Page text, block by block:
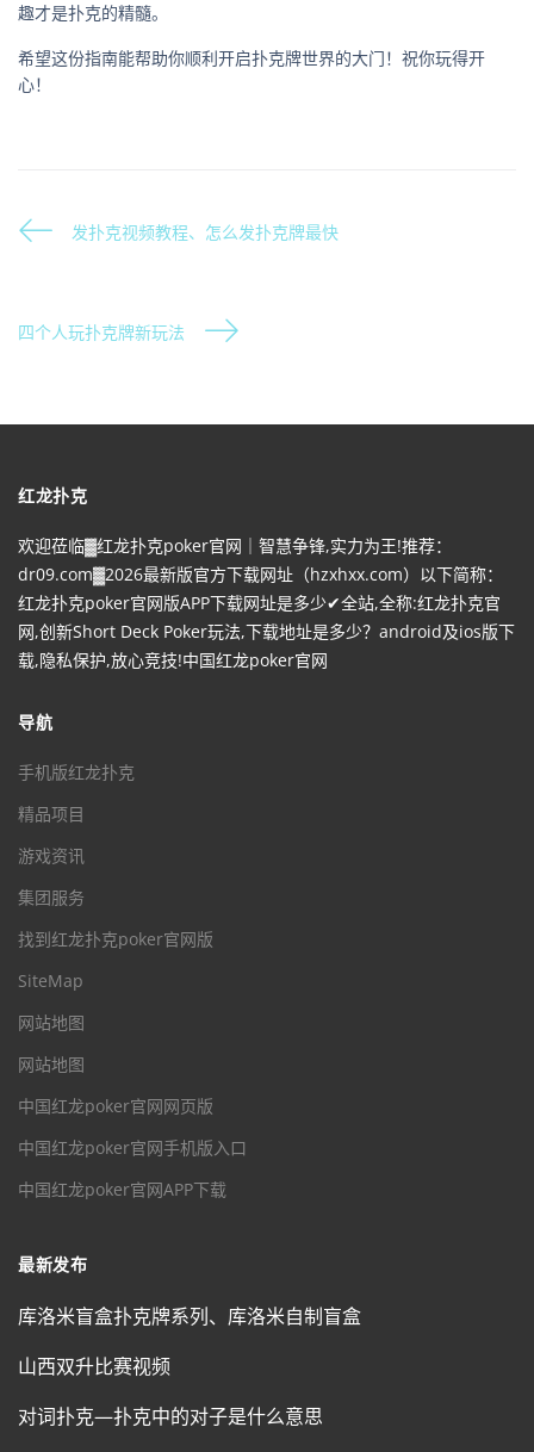
趣才是扑克的精髓。
希望这份指南能帮助你顺利开启扑克牌世界的大门！祝你玩得开
心！
发扑克视频教程、怎么发扑克牌最快
四个人玩扑克牌新玩法
红龙扑克
欢迎莅临▓红龙扑克poker官网｜智慧争锋,实力为王!推荐：
dr09.com▓2026最新版官方下载网址（hzxhxx.com）以下简称：
红龙扑克poker官网版APP下载网址是多少✔全站,全称:红龙扑克官
网,创新Short Deck Poker玩法,下载地址是多少？android及ios版下
载,隐私保护,放心竞技!中国红龙poker官网
导航
手机版红龙扑克
精品项目
游戏资讯
集团服务
找到红龙扑克poker官网版
SiteMap
网站地图
网站地图
中国红龙poker官网网页版
中国红龙poker官网手机版入口
中国红龙poker官网APP下载
最新发布
库洛米盲盒扑克牌系列、库洛米自制盲盒
山西双升比赛视频
对词扑克—扑克中的对子是什么意思